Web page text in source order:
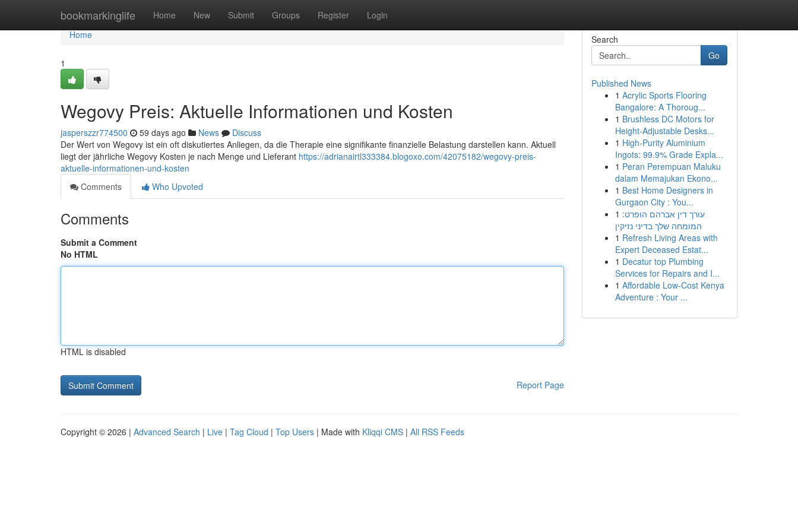
bookmarkinglife Home New Submit Groups Register Login
Home
Home
1
Wegovy Preis: Aktuelle Informationen und Kosten
jasperszzr774500 59 days ago News
Discuss
Der Wert von Wegovy ist ein oft diskutiertes Anliegen, da die Therapie eine signifikante finanzielle Belastung darstellen kann. Aktuell
liegt der jährliche Wegovy Kosten je nach Menge und Lieferant https://adrianairtl333384.blogoxo.com/42075182/wegovy-preis-
aktuelle-informationen-und-kosten
Comments
Who Upvoted
Comments
Submit a Comment
No HTML
HTML is disabled
Report Page
Search
Go
Published News
1 Acrylic Sports Flooring
Bangalore: A Thoroug...
1 Brushless DC Motors for
Height-Adjustable Desks...
1 High-Purity Aluminium
Ingots: 99.9% Grade Expla...
1 Peran Perempuan Maluku
dalam Memajukan Ekono...
1 Best Home Designers in
Gurgaon City : You...
1 עורך דין אברהם הופרט:
המומחה שלך בדיני נזיקין
1 Refresh Living Areas with
Expert Deceased Estat...
1 Decatur top Plumbing
Services for Repairs and I...
1 Affordable Low-Cost Kenya
Adventure : Your ...
Copyright © 2026 | Advanced Search | Live | Tag Cloud | Top Users | Made with Kliqqi CMS | All RSS Feeds